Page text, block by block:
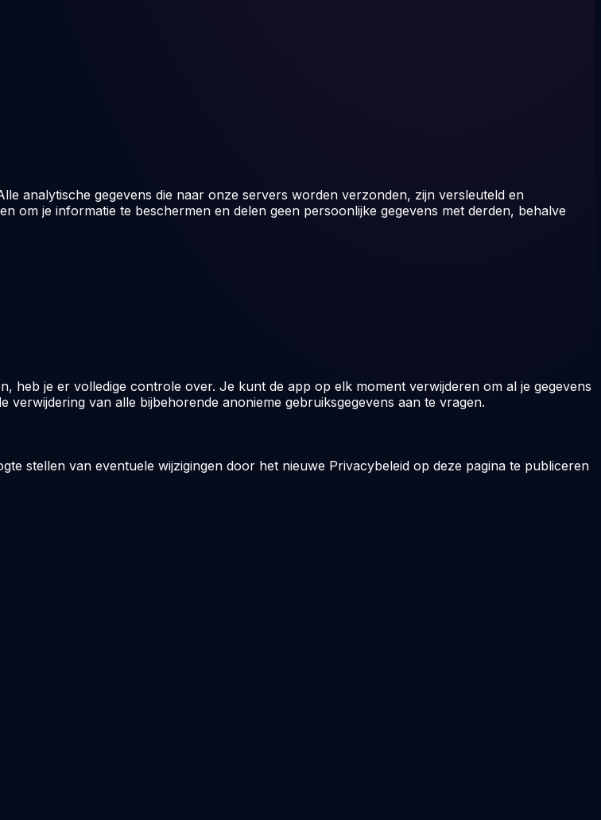
analytische gegevens die naar onze servers worden verzonden, zijn versleuteld en
om je informatie te beschermen en delen geen persoonlijke gegevens met derden, behalve
heb je er volledige controle over. Je kunt de app op elk moment verwijderen om al je gegevens
van alle bijbehorende anonieme gebruiksgegevens aan te vragen.
stellen van eventuele wijzigingen door het nieuwe Privacybeleid op deze pagina te publiceren